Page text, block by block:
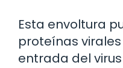
Esta envoltura
proteínas
entrada del